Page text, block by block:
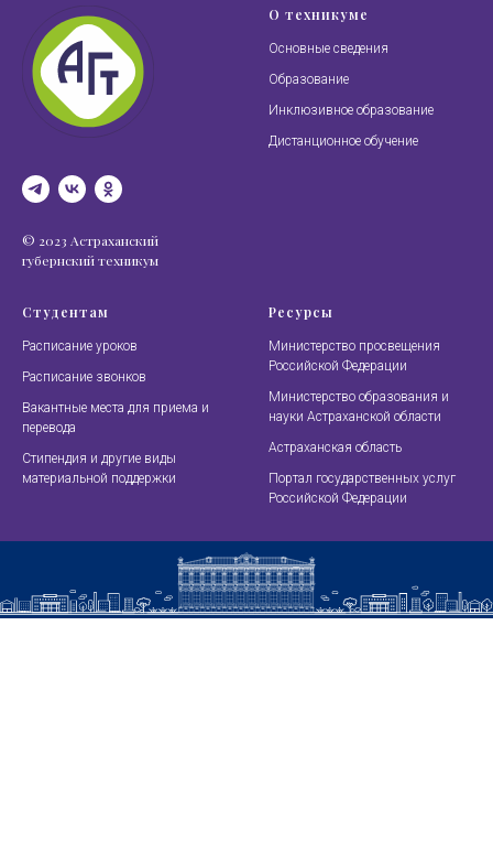
© 2023 Астраханский
губернский техникум
О техникуме
Основные сведения
Образование
Инклюзивное образование
Дистанционное обучение
Студентам
Расписание уроков
Расписание звонков
Вакантные места для приема и
перевода
Стипендия и другие виды
материальной поддержки
Ресурсы
Министерство просвещения
Российской Федерации
Министерство образования и
науки Астраханской области
Астраханская область
Портал государственных услуг
Российской Федерации